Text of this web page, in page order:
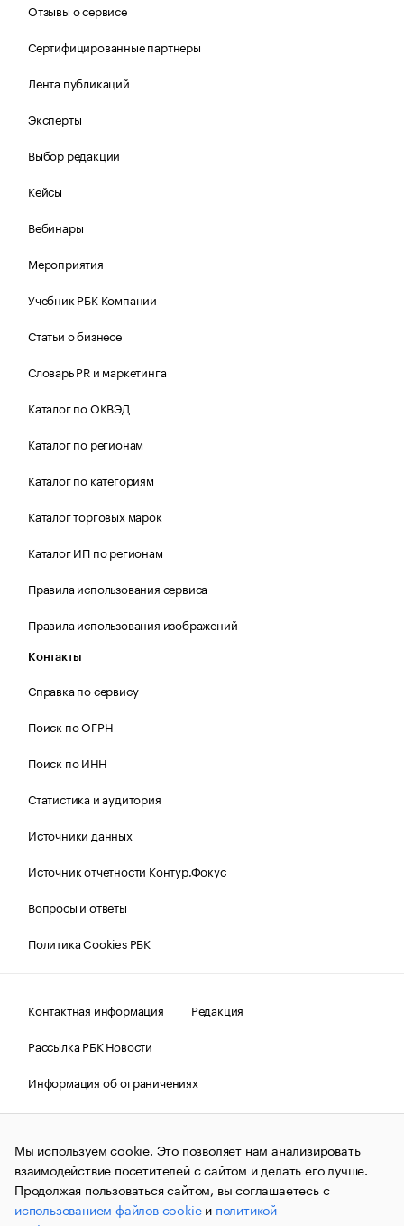
Отзывы о сервисе
Сертифицированные партнеры
Лента публикаций
Эксперты
Выбор редакции
Кейсы
Вебинары
Мероприятия
Учебник РБК Компании
Статьи о бизнесе
Словарь PR и маркетинга
Каталог по ОКВЭД
Каталог по регионам
Каталог по категориям
Каталог торговых марок
Каталог ИП по регионам
Правила использования сервиса
Правила использования изображений
Контакты
Справка по сервису
Поиск по ОГРН
Поиск по ИНН
Статистика и аудитория
Источники данных
Источник отчетности Контур.Фокус
Вопросы и ответы
Политика Cookies РБК
Контактная информация
Редакция
Рассылка РБК Новости
Информация об ограничениях
Правовая информация
О соблюдении авторских прав
© АО «РОСБИЗНЕСКОНСАЛТИНГ»,1995–2026.Сообщения
и материалы информационного агентства «РБК»
(зарегистрировано Федеральной службой по надзору в сфере
связи, информационных технологий и массовых
коммуникаций (Роскомнадзор) 09.12.2015 за номером ИА
Мы используем cookie. Это позволяет нам анализировать
взаимодействие посетителей с сайтом и делать его лучше.
Продолжая пользоваться сайтом, вы соглашаетесь с
использованием файлов cookieи политикой